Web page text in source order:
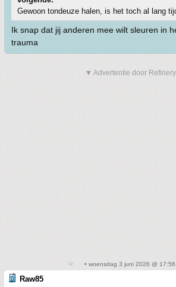
Gewoon tondeuze halen, is het toch al lang
Ik snap dat jij anderen mee wilt sleuren in
trauma
▼ Advertentie door
• woensdag 3 juni 2026 @ 17:56
Raw85